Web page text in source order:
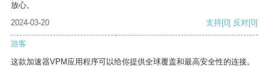
放心。
2024-03-20
支持[0] 反对[0]
游客
这款加速器VPM应用程序可以给你提供全球覆盖和最高安全性的连接。